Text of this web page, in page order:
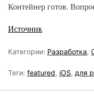
Контейнер готов.
Источник
Категории: Разработка,
Теги: featured, iOS, для